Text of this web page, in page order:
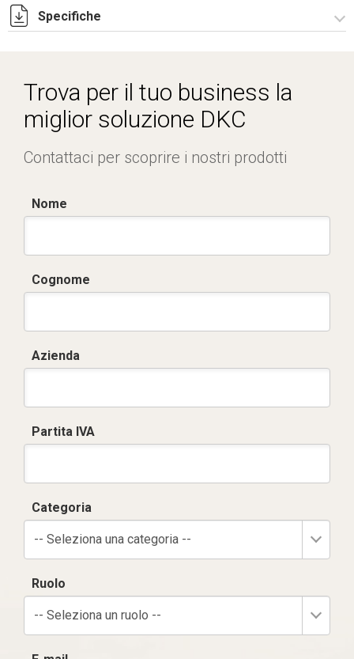
Specifiche
Trova per il tuo business la
miglior soluzione DKC
Contattaci per scoprire i nostri prodotti
Nome
Cognome
Azienda
Partita IVA
Categoria
-- Seleziona una categoria --
Ruolo
-- Seleziona un ruolo --